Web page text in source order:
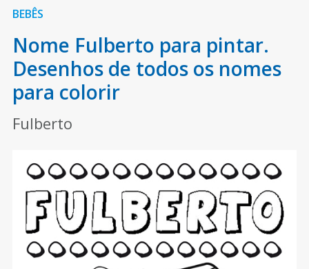
BEBÊS
Nome Fulberto para pintar.
Desenhos de todos os nomes
para colorir
Fulberto